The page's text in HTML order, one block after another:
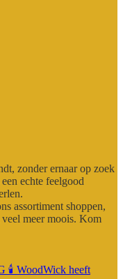
zonder ernaar op zoek
echte feelgood
assortiment shoppen,
meer moois. Kom
🕯️ WoodWick heeft